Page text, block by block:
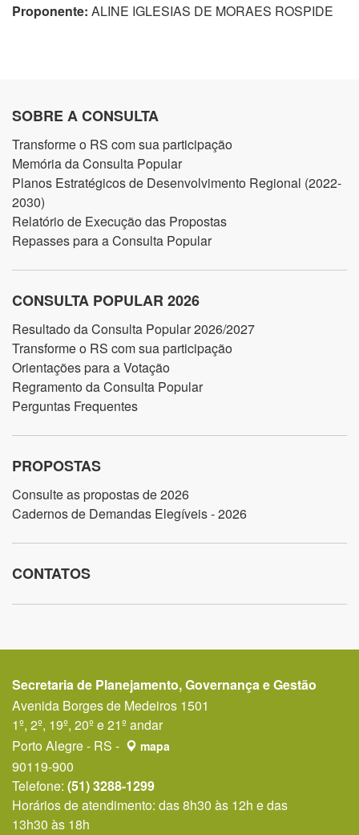
Proponente: ALINE IGLESIAS DE MORAES ROSPIDE
SOBRE A CONSULTA
Transforme o RS com sua participação
Memória da Consulta Popular
Planos Estratégicos de Desenvolvimento Regional (2022-
2030)
Relatório de Execução das Propostas
Repasses para a Consulta Popular
CONSULTA POPULAR 2026
Resultado da Consulta Popular 2026/2027
Transforme o RS com sua participação
Orientações para a Votação
Regramento da Consulta Popular
Perguntas Frequentes
PROPOSTAS
Consulte as propostas de 2026
Cadernos de Demandas Elegíveis - 2026
CONTATOS
Secretaria de Planejamento, Governança e Gestão
Avenida Borges de Medeiros 1501
1º, 2º, 19º, 20º e 21º andar
Porto Alegre - RS -
mapa
90119-900
Telefone: (51) 3288-1299
Horários de atendimento: das 8h30 às 12h e das
13h30 às 18h